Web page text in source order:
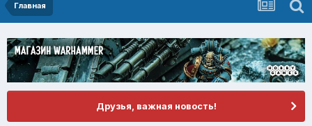
Главная
Друзья, важная новость!